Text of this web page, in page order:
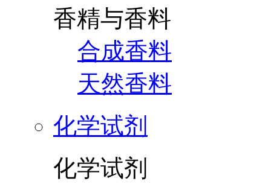
香精与香料
合成香料
天然香料
化学试剂
化学试剂